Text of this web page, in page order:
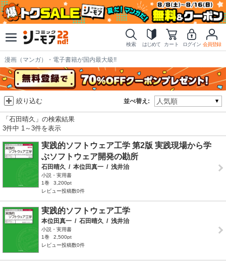
検索 はじめて カート ログイン 会員登録
漫画（マンガ）・電子書籍が国内最大級!!
並べ替え:
絞り込む
「石田晴久」の検索結果
3件中 1～3件を表示
実践的ソフトウェア工学 第2版 実践現場から学
ぶソフトウェア開発の勘所
石田晴久 / 本位田真一 / 浅井治
小説・実用書
1巻
3,200pt
レビュー投稿数0件
実践的ソフトウェア工学
本位田真一 / 石田晴久 / 浅井治
小説・実用書
1巻
2,500pt
レビュー投稿数0件